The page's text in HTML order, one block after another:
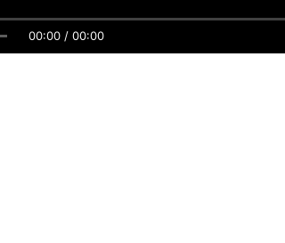
00:00 / 00:00